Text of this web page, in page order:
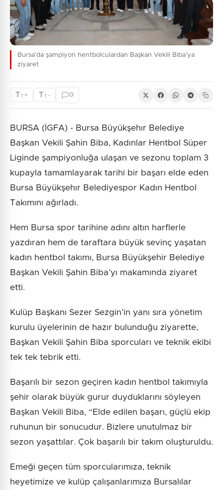
Bursa'da şampiyon hentbolculardan Başkan Vekili Biba’ya
ziyaret
TT+ TT - 0
BURSA (İGFA) - Bursa Büyükşehır Belediye
Başkan Vekili Şahin Biba, Kadınlar Hentbol Süper
Liginde şampiyonluğa ulaşan ve sezonu toplam 3
kupayla tamamlayarak tarihi bir başarı elde eden
Bursa Büyükşehır Belediyespor Kadın Hentbol
Takımını ağırladı.
Hem Bursa spor tarihine adını altın harflerle
yazdıran hem de taraftara büyük sevinç yaşatan
kadın hentbol takımı, Bursa Büyükşehir Belediye
Başkan Vekili Şahin Biba’yı makamında ziyaret
etti.
Kulüp Başkanı Sezer Sezgin’in yanı sıra yönetim
kurulu üyelerinin de hazır bulunduğu ziyarette,
Başkan Vekili Şahin Biba sporcuları ve teknik ekibi
tek tek tebrik etti.
Başarılı bir sezon geçiren kadın hentbol takımıyla
şehir olarak büyük gurur duyduklarını söyleyen
Başkan Vekili Biba, “Elde edilen başarı, güçlü ekip
ruhunun bir sonucudur. Bizlere unutulmaz bir
sezon yaşattılar. Çok başarılı bir takım oluşturuldu.
Emeği geçen tüm sporcularımıza, teknik
heyetimize ve kulüp çalışanlarımıza Bursalılar